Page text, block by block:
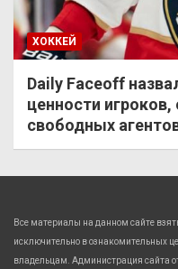
ХОККЕЙ
Daily Faceoff
ценности
свободных
Все материалы на данном сайте
исключительно в ознакомительных
владельцам. Администрация сайта